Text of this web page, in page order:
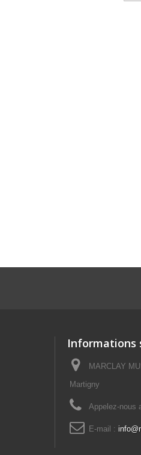
Informations
MARCLAY
Martigny
Appelez-nous
E-mail :